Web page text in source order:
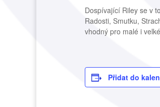
Dospívající Riley se v
Radosti, Smutku,
vhodný pro malé i
Přidat do